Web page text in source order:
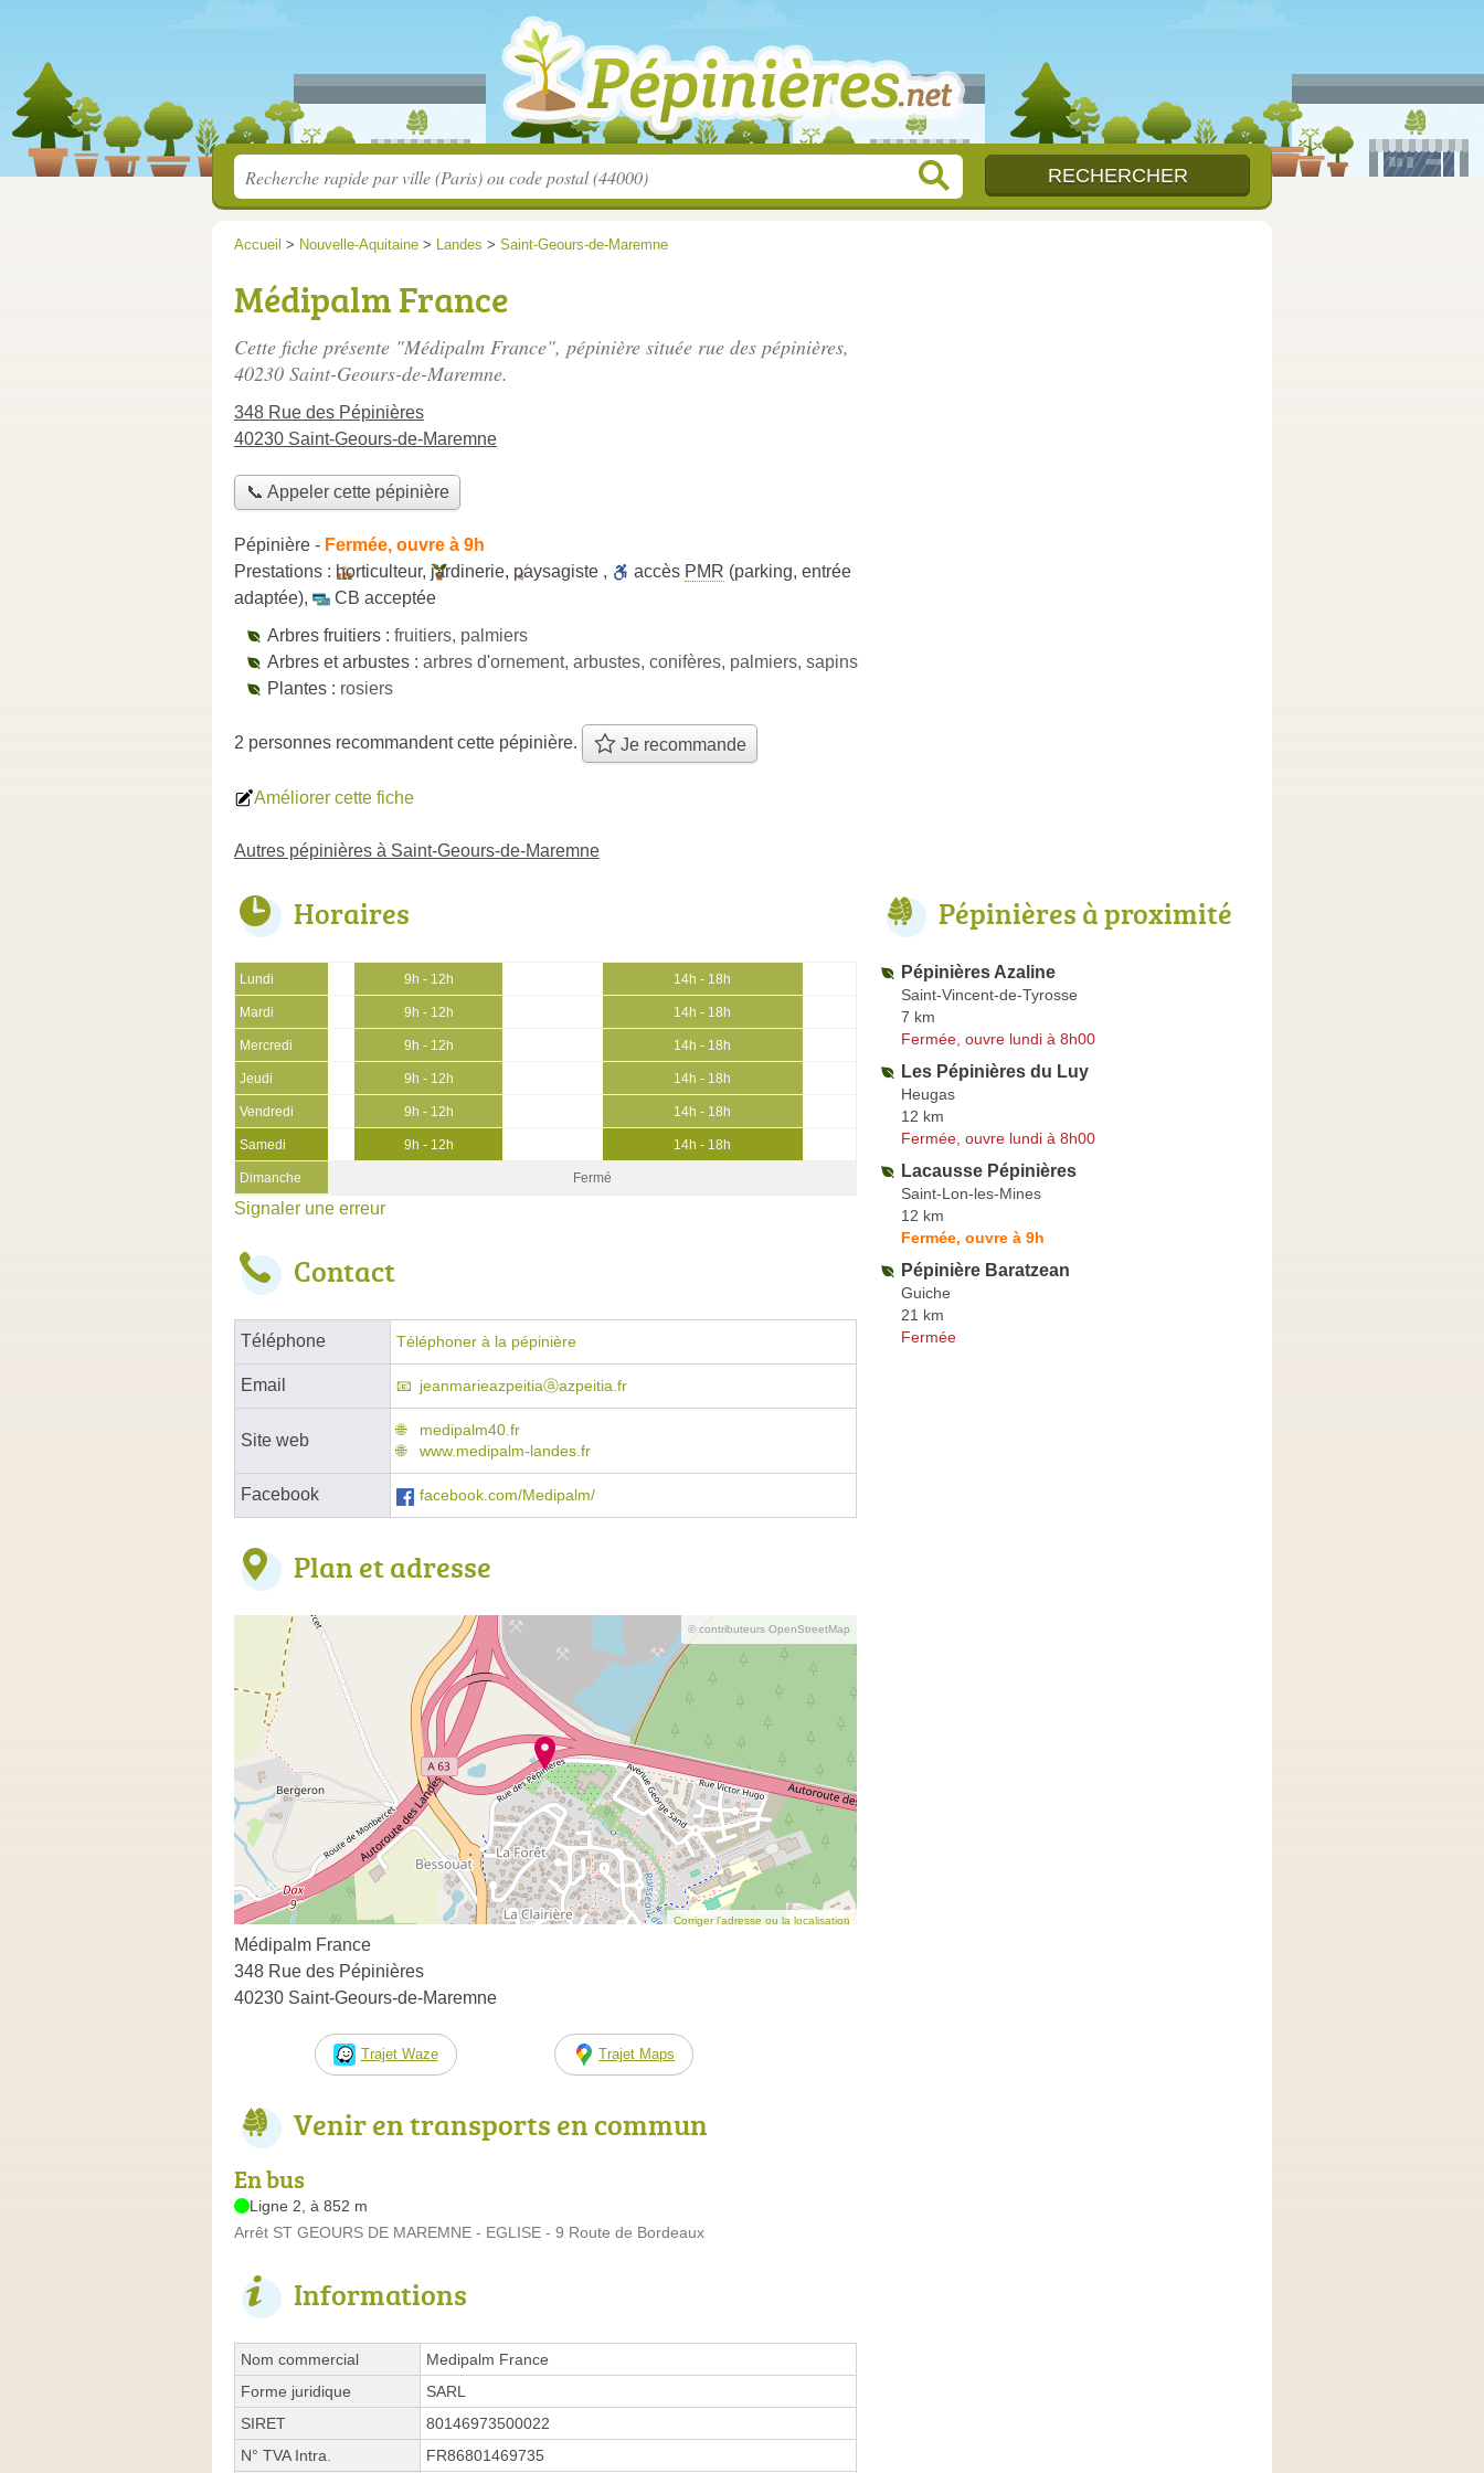
Accueil > Nouvelle-Aquitaine > Landes > Saint-Geours-de-Maremne
Médipalm France
Cette fiche présente "Médipalm France", pépinière située rue des pépinières,
40230 Saint-Geours-de-Maremne.
348 Rue des Pépinières
40230 Saint-Geours-de-Maremne
📞 Appeler cette pépinière
Pépinière - Fermée, ouvre à 9h
Prestations : horticulteur, jardinerie, paysagiste , accès PMR (parking, entrée
adaptée),
CB acceptée
Arbres fruitiers : fruitiers, palmiers
Arbres et arbustes : arbres d'ornement, arbustes, conifères, palmiers, sapins
Plantes : rosiers
2 personnes recommandentcette pépinière. Je recommande
Améliorer cette fiche
Autres pépinières à Saint-Geours-de-Maremne
Horaires
Lundi 9h - 12h 14h - 18h
Mardi 9h - 12h 14h - 18h
Mercredi 9h - 12h 14h - 18h
Jeudi 9h - 12h 14h - 18h
Vendredi 9h - 12h 14h - 18h
Samedi 9h - 12h 14h - 18h
Dimanche Fermé
Signaler une erreur
Contact
Téléphone Téléphoner à la pépinière
Email jeanmarieazpeitiaⓐazpeitia.fr
Site web
medipalm40.fr
www.medipalm-landes.fr
Facebook facebook.com/Medipalm/
Plan et adresse
© contributeurs OpenStreetMap
Corriger l’adresse ou la localisation
Médipalm France
348 Rue des Pépinières
40230 Saint-Geours-de-Maremne
Trajet Waze Trajet Maps
Venir en transports en commun
En bus
Ligne 2, à 852 m
Arrêt ST GEOURS DE MAREMNE - EGLISE - 9 Route de Bordeaux
Informations
Nom commercial
Medipalm France
Forme juridique
SARL
SIRET
80146973500022
N° TVA Intra.
FR86801469735
Pépinières à proximité
Pépinières Azaline
Saint-Vincent-de-Tyrosse
7 km
Fermée, ouvre lundi à 8h00
Les Pépinières du Luy
Heugas
12 km
Fermée, ouvre lundi à 8h00
Lacausse Pépinières
Saint-Lon-les-Mines
12 km
Fermée, ouvre à 9h
Pépinière Baratzean
Guiche
21 km
Fermée